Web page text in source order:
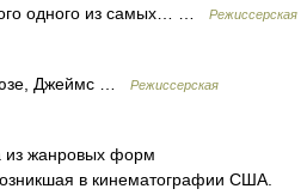
одного из самых… …
Режиссерская
Джеймс …
Режиссерская
из жанровых форм
в кинематографии США.